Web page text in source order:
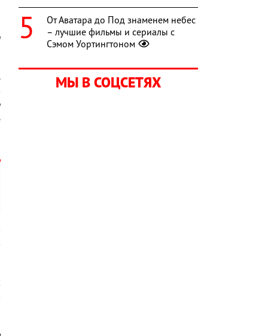
От Аватара до Под знаменем небес
– лучшие фильмы и сериалы с
Сэмом Уортингтоном
МЫ В СОЦСЕТЯХ